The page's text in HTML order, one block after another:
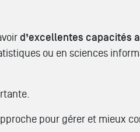
d’excellentes capacités
ou en sciences
pour gérer et mieux